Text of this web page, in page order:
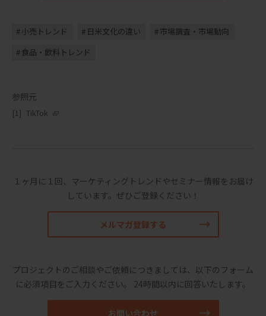
小売トレンド 日米文化の違い
市場調査・市場動向
食品・飲料トレンド
参照元
TikTok
１ヶ月に１回、マーケティングトレンドやセミナー情報をお届け
しています。 ぜひご登録ください！
メルマガ登録する
プロジェクトのご相談やご依頼につきましては、以下のフォーム
に必須項目をご入力ください。
24時間以内に回答いたします。
お問い合わせ